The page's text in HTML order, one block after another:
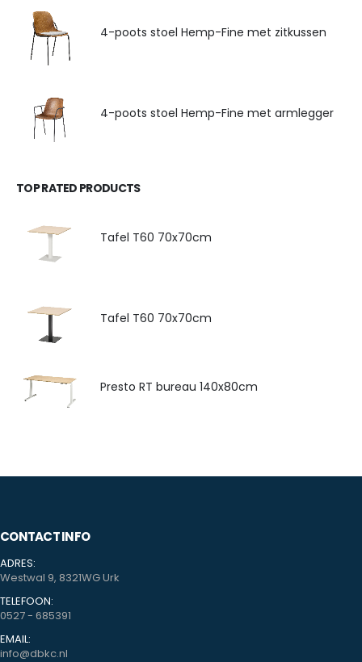
4-poots stoel Hemp-Fine met zitkussen
4-poots stoel Hemp-Fine met armlegger
TOP RATED PRODUCTS
Tafel T60 70x70cm
Tafel T60 70x70cm
Presto RT bureau 140x80cm
CONTACT INFO
ADRES:
Westwal 9, 8321WG Urk
TELEFOON:
0527 - 685391
EMAIL:
info@dbkc.nl